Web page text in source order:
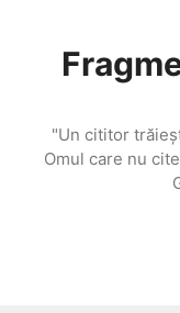
conținut
"Un cititor
Omul care nu